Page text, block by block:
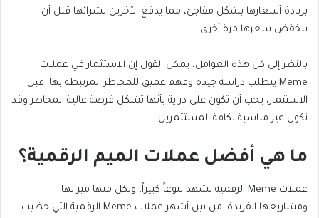
بزيادة أسعارها بشكل مفاجئ، مما يدفع الآخرين لشرائها قبل أن
ينخفض سعرها مرة أخرى.
بالنظر إلى كل هذه العوامل، يمكن القول إن الاستثمار في عملات
Meme يتطلب دراسة جيدة وفهم عميق للمخاطر المرتبطة بها. قبل
الاستثمار، يجب أن تكون على دراية بأنها تشكل فرصة عالية المخاطر وقد
تكون غير مناسبة لكافة المستثمرين.
ما هي أفضل عملات الميم الرقمية؟
عملات Meme الرقمية تشهد تنوعاً كبيراً، ولكل منها ميزاتها
ومشاريعها الفريدة. من بين أشهر عملات Meme الرقمية التي حظيت